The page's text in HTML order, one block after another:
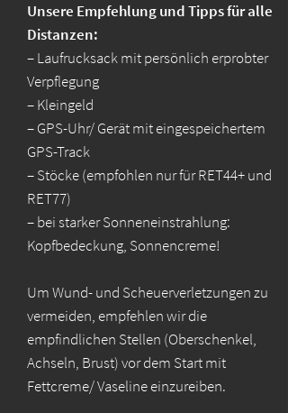
Unsere Empfehlung und Tipps für alle
Distanzen:
– Laufrucksack mit persönlich erprobter
Verpflegung
– Kleingeld
– GPS-Uhr/ Gerät mit eingespeichertem
GPS-Track
– Stöcke (empfohlen nur für RET44+ und
RET77)
– bei starker Sonneneinstrahlung:
Kopfbedeckung, Sonnencreme!
Um Wund- und Scheuerverletzungen zu
vermeiden, empfehlen wir die
empfindlichen Stellen (Oberschenkel,
Achseln, Brust) vor dem Start mit
Fettcreme/ Vaseline einzureiben.